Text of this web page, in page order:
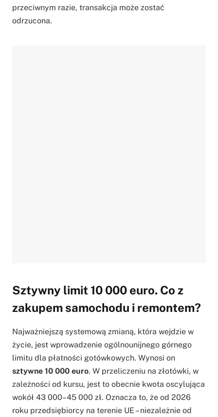
przeciwnym razie, transakcja może zostać
odrzucona.
Sztywny limit 10 000 euro. Co z
zakupem samochodu i remontem?
Najważniejszą systemową zmianą, która wejdzie w
życie, jest wprowadzenie ogólnounijnego górnego
limitu dla płatności gotówkowych. Wynosi on
sztywne 10 000 euro. W przeliczeniu na złotówki, w
zależności od kursu, jest to obecnie kwota oscylująca
wokół 43 000–45 000 zł. Oznacza to, że od 2026
roku przedsiębiorcy na terenie UE – niezależnie od